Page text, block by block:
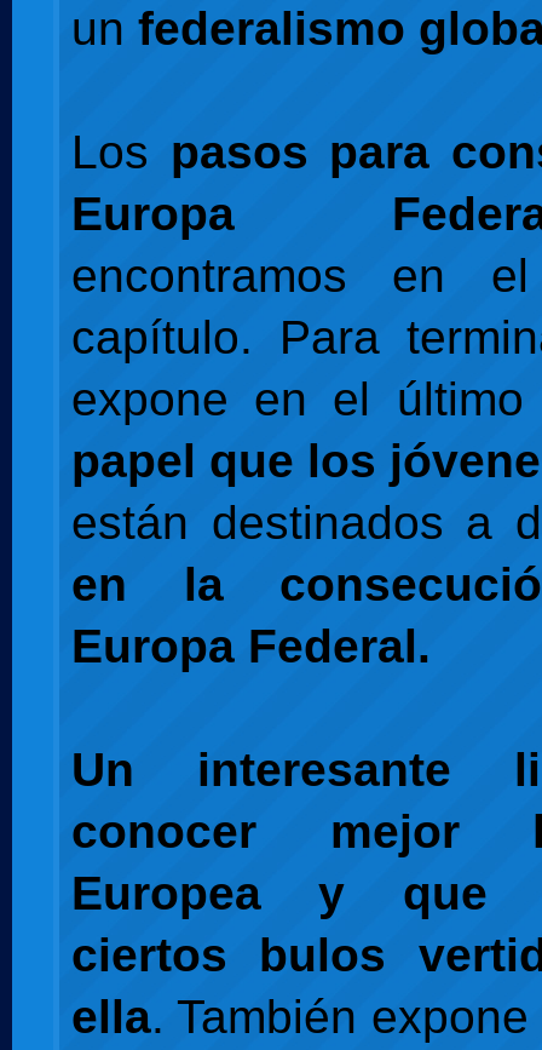
un federalismo
Los pasos para
Europa
encontramos en
capítulo. Para
expone en el
papel que los
están destinados a
en la
Europa Federal.
Un interesante
conocer mejor
Europea y que
ciertos bulos
ella. También